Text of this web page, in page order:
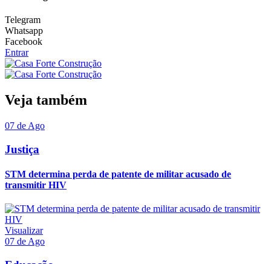
Telegram
Whatsapp
Facebook
Entrar
Veja também
07 de Ago
Justiça
STM determina perda de patente de militar acusado de
transmitir HIV
Visualizar
07 de Ago